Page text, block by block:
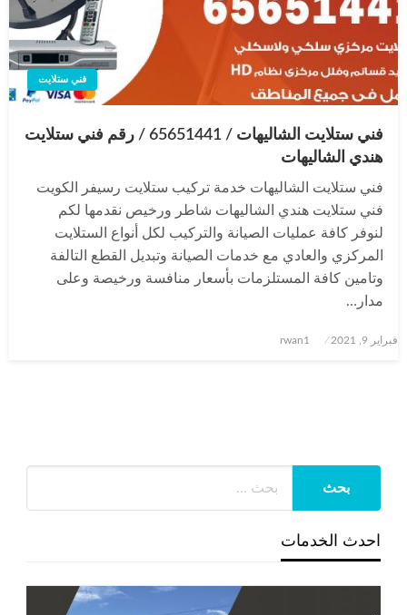
فني ستلايت
فني ستلايت الشاليهات / 65651441 / رقم فني ستلايت
هندي الشاليهات
فني ستلايت الشاليهات خدمة تركيب ستلايت رسيفر الكويت
فني ستلايت هندي الشاليهات شاطر ورخيص نقدمها لكم
لنوفر كافة عمليات الصيانة والتركيب لكل أنواع الستلايت
المركزي والعادي مع خدمات الصيانة وتبديل القطع التالفة
وتامين كافة المستلزمات بأسعار منافسة ورخيصة وعلى
مدار…
نُشر
فبراير 9, 2021 rwan1
احدث الخدمات